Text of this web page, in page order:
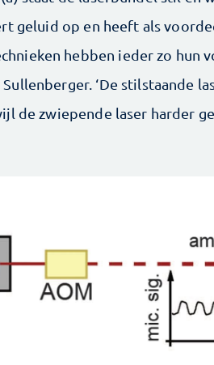
geluid op en heeft als
hebben ieder zo hun
‘De stilstaande
de zwiepende laser harder